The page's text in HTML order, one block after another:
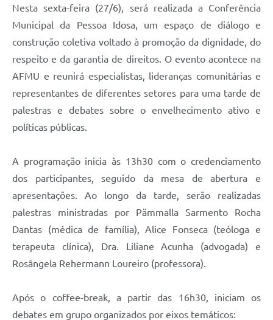
SIM - Serviço de Inspeção Municipal
Vigilância Sanitária
COPIR - Coordenadoria de Promoção de Igualdade Racial
Galeria de Fotos
Obras
Galeria de Vídeos
Contas Públicas
Links
Nesta sexta-feira (27/6), será realizada a Conferência
Municipal da Pessoa Idosa, um espaço de diálogo e
construção coletiva voltado à promoção da dignidade, do
respeito e da garantia de direitos. O evento acontece na
AFMU e reunirá especialistas, lideranças comunitárias e
representantes de diferentes setores para uma tarde de
palestras e debates sobre o envelhecimento ativo e
políticas públicas.
A programação inicia às 13h30 com o credenciamento
dos participantes, seguido da mesa de abertura e
apresentações. Ao longo da tarde, serão realizadas
palestras ministradas por Pämmalla Sarmento Rocha
Dantas (médica de família), Alice Fonseca (teóloga e
terapeuta clínica), Dra. Liliane Acunha (advogada) e
Rosângela Rehermann Loureiro (professora).
Após o coffee-break, a partir das 16h30, iniciam os
debates em grupo organizados por eixos temáticos: